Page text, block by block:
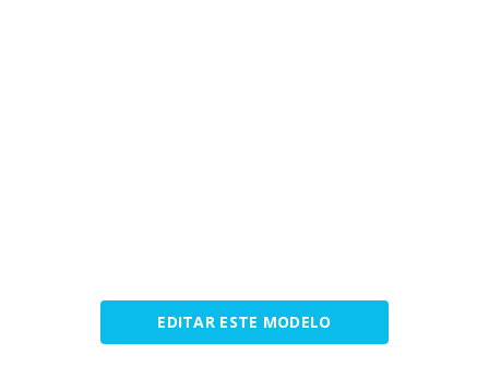
EDITAR ESTE MODELO